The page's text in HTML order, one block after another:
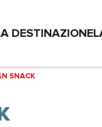
DESTINAZIONE
SNACK